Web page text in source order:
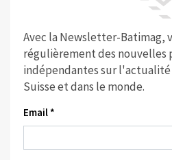
Avec la Newsletter-Batimag,
régulièrement des nouvelles
indépendantes sur
Suisse et dans le monde.
Email *